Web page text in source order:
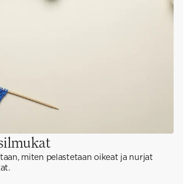
miten pelastetaan oikeat ja nurjat